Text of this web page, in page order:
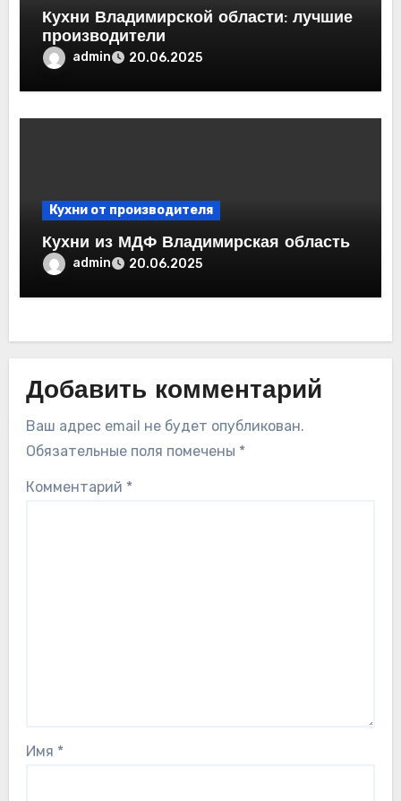
Кухни Владимирской области: лучшие
производители
admin 20.06.2025
Кухни от производителя
Кухни из МДФ Владимирская область
admin 20.06.2025
Добавить комментарий
Ваш адрес email не будет опубликован.
Обязательные поля помечены *
Комментарий *
Имя *